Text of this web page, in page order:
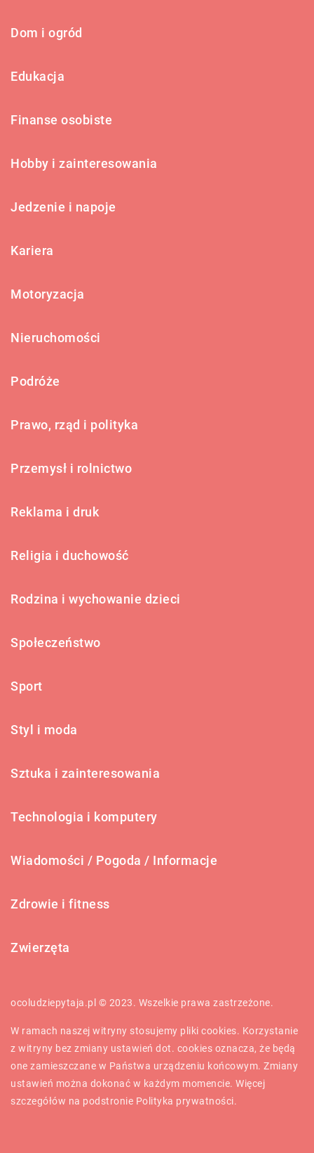
Dom i ogród
Edukacja
Finanse osobiste
Hobby i zainteresowania
Jedzenie i napoje
Kariera
Motoryzacja
Nieruchomości
Podróże
Prawo, rząd i polityka
Przemysł i rolnictwo
Reklama i druk
Religia i duchowość
Rodzina i wychowanie dzieci
Społeczeństwo
Sport
Styl i moda
Sztuka i zainteresowania
Technologia i komputery
Wiadomości / Pogoda / Informacje
Zdrowie i fitness
Zwierzęta
ocoludziepytaja.pl © 2023. Wszelkie prawa zastrzeżone.
W ramach naszej witryny stosujemy pliki cookies. Korzystanie
z witryny bez zmiany ustawień dot. cookies oznacza, że będą
one zamieszczane w Państwa urządzeniu końcowym. Zmiany
ustawień można dokonać w każdym momencie. Więcej
szczegółów na podstronie Polityka prywatności.